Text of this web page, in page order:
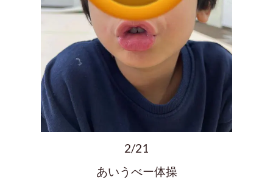
2/21
あいうべー体操